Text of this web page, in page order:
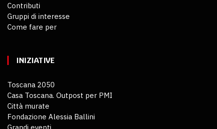
Contributi
Gruppi di interesse
Come fare per
INIZIATIVE
Toscana 2050
Casa Toscana. Outpost per PMI
Città murate
Fondazione Alessia Ballini